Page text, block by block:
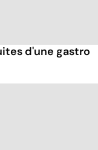
d'une gastro